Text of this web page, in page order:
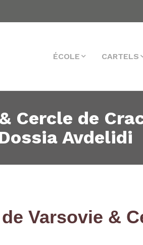
ÉCOLE CARTELS
Cercle de
Avdelidi
Varsovie &